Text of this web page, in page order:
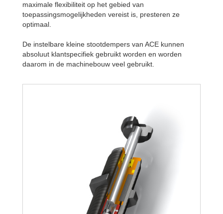
maximale flexibiliteit op het gebied van
toepassingsmogelijkheden vereist is, presteren ze
optimaal.
De instelbare kleine stootdempers van ACE kunnen
absoluut klantspecifiek gebruikt worden en worden
daarom in de machinebouw veel gebruikt.